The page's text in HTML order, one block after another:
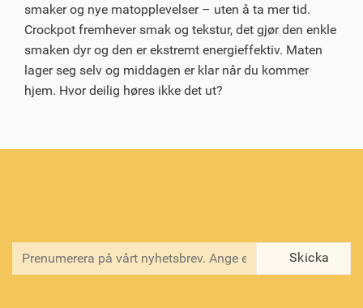
smaker og nye matopplevelser – uten å ta mer tid.
Crockpot fremhever smak og tekstur, det gjør den enkle
smaken dyr og den er ekstremt energieffektiv. Maten
lager seg selv og middagen er klar når du kommer
hjem. Hvor deilig høres ikke det ut?